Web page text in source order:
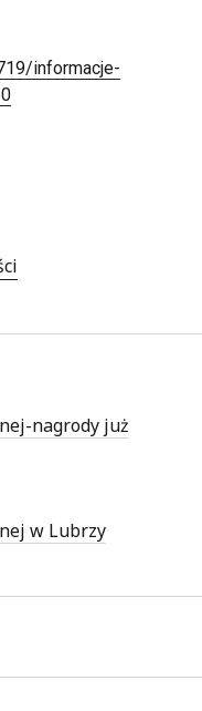
informacje-
nagrody już
w Lubrzy